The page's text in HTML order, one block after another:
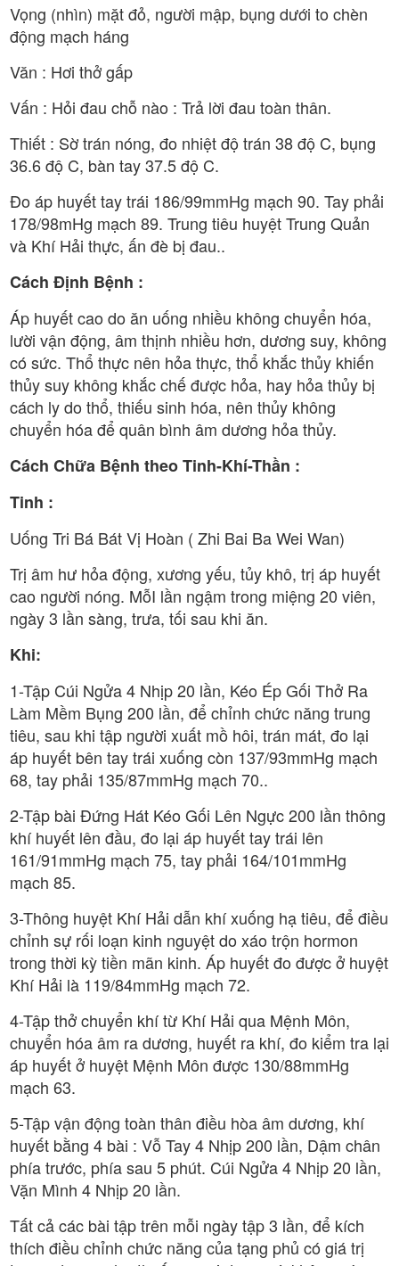
Vọng (nhìn) mặt đỏ, người mập, bụng dưới to chèn
động mạch háng
Văn : Hơi thở gấp
Vấn : Hỏi đau chỗ nào : Trả lời đau toàn thân.
Thiết : Sờ trán nóng, đo nhiệt độ trán 38 độ C, bụng
36.6 độ C, bàn tay 37.5 độ C.
Đo áp huyết tay trái 186/99mmHg mạch 90. Tay phải
178/98mHg mạch 89. Trung tiêu huyệt Trung Quản
và Khí Hải thực, ấn đè bị đau..
Cách Định Bệnh :
Áp huyết cao do ăn uống nhiều không chuyển hóa,
lười vận động, âm thịnh nhiều hơn, dương suy, không
có sức. Thổ thực nên hỏa thực, thổ khắc thủy khiến
thủy suy không khắc chế được hỏa, hay hỏa thủy bị
cách ly do thổ, thiếu sinh hóa, nên thủy không
chuyển hóa để quân bình âm dương hỏa thủy.
Cách Chữa Bệnh theo Tinh-Khí-Thần :
Tinh :
Uống Tri Bá Bát Vị Hoàn ( Zhi Bai Ba Wei Wan)
Trị âm hư hỏa động, xương yếu, tủy khô, trị áp huyết
cao người nóng. MỗI lần ngậm trong miệng 20 viên,
ngày 3 lần sàng, trưa, tối sau khi ăn.
Khi:
1-Tập Cúi Ngửa 4 Nhịp 20 lần, Kéo Ép Gối Thở Ra
Làm Mềm Bụng 200 lần, để chỉnh chức năng trung
tiêu, sau khi tập người xuất mồ hôi, trán mát, đo lại
áp huyết bên tay trái xuống còn 137/93mmHg mạch
68, tay phải 135/87mmHg mạch 70..
2-Tập bài Đứng Hát Kéo Gối Lên Ngực 200 lần thông
khí huyết lên đầu, đo lại áp huyết tay trái lên
161/91mmHg mạch 75, tay phải 164/101mmHg
mạch 85.
3-Thông huyệt Khí Hải dẫn khí xuống hạ tiêu, để điều
chỉnh sự rối loạn kinh nguyệt do xáo trộn hormon
trong thời kỳ tiền mãn kinh. Áp huyết đo được ở huyệt
Khí Hải là 119/84mmHg mạch 72.
4-Tập thở chuyển khí từ Khí Hải qua Mệnh Môn,
chuyển hóa âm ra dương, huyết ra khí, đo kiểm tra lại
áp huyết ở huyệt Mệnh Môn được 130/88mmHg
mạch 63.
5-Tập vận động toàn thân điều hòa âm dương, khí
huyết bằng 4 bài : Vỗ Tay 4 Nhịp 200 lần, Dậm chân
phía trước, phía sau 5 phút. Cúi Ngửa 4 Nhịp 20 lần,
Vặn Mình 4 Nhịp 20 lần.
Tất cả các bài tập trên mỗi ngày tập 3 lần, để kích
thích điều chỉnh chức năng của tạng phủ có giá trị